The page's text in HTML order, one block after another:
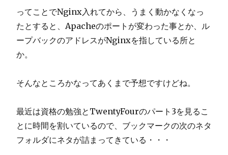
ってことでNginx入れてから、うまく動かなくなっ
たとすると、Apacheのポートが変わった事とか、ル
ープバックのアドレスがNginxを指している所と
か。
そんなところかなってあくまで予想ですけどね。
最近は資格の勉強とTwentyFourのパート3を見るこ
とに時間を割いているので、ブックマークの次のネタ
フォルダにネタが詰まってきている・・・